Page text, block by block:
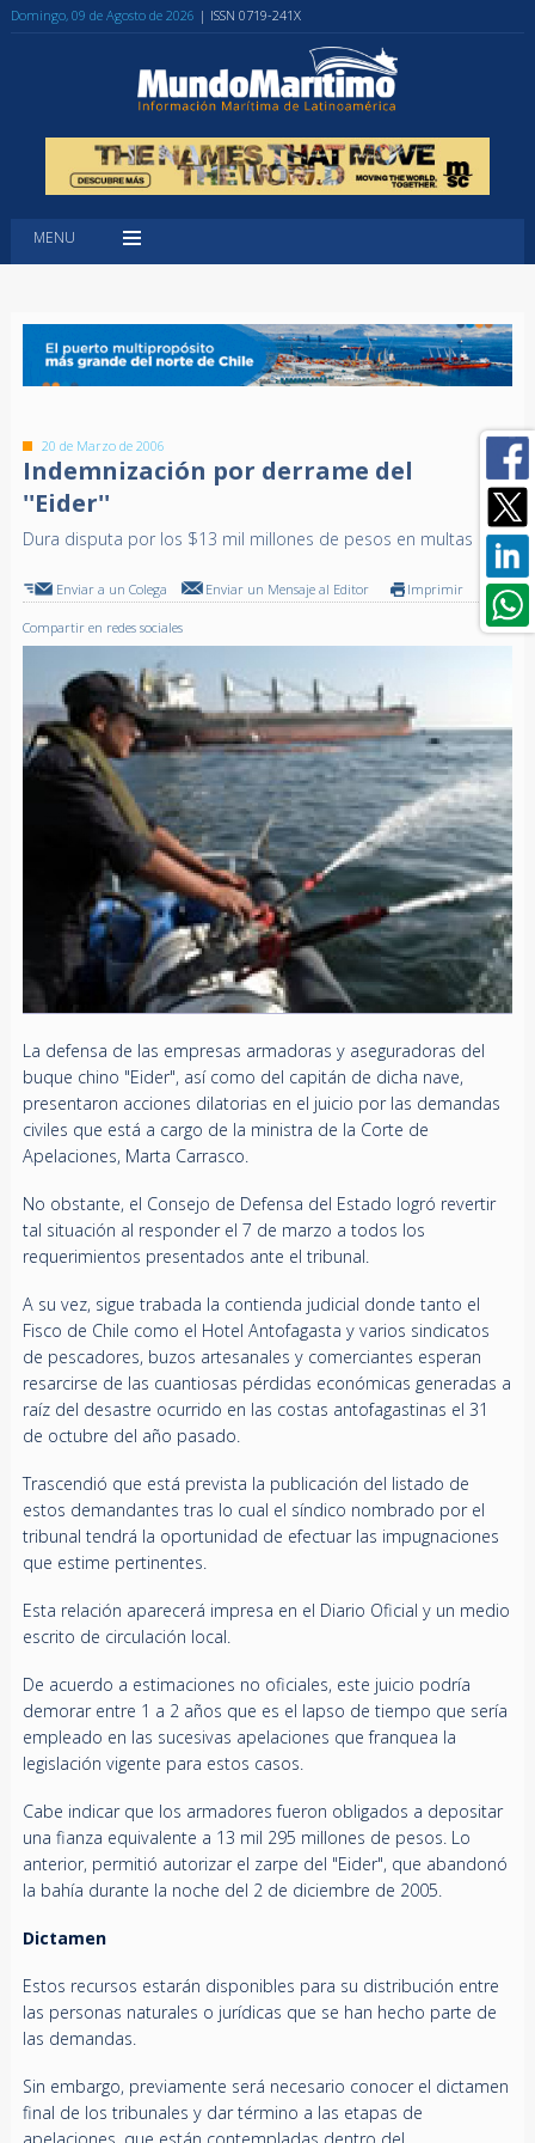
Domingo, 09 de Agosto de 2026 | ISSN 0719-241X
MENU
20 de Marzo de 2006
Indemnización por derrame del
''Eider''
Dura disputa por los $13 mil millones de pesos en multas
Enviar a un Colega Enviar un Mensaje al Editor Imprimir
Compartir en redes sociales
La defensa de las empresas armadoras y aseguradoras del
buque chino "Eider", así como del capitán de dicha nave,
presentaron acciones dilatorias en el juicio por las demandas
civiles que está a cargo de la ministra de la Corte de
Apelaciones, Marta Carrasco.
No obstante, el Consejo de Defensa del Estado logró revertir
tal situación al responder el 7 de marzo a todos los
requerimientos presentados ante el tribunal.
A su vez, sigue trabada la contienda judicial donde tanto el
Fisco de Chile como el Hotel Antofagasta y varios sindicatos
de pescadores, buzos artesanales y comerciantes esperan
resarcirse de las cuantiosas pérdidas económicas generadas a
raíz del desastre ocurrido en las costas antofagastinas el 31
de octubre del año pasado.
Trascendió que está prevista la publicación del listado de
estos demandantes tras lo cual el síndico nombrado por el
tribunal tendrá la oportunidad de efectuar las impugnaciones
que estime pertinentes.
Esta relación aparecerá impresa en el Diario Oficial y un medio
escrito de circulación local.
De acuerdo a estimaciones no oficiales, este juicio podría
demorar entre 1 a 2 años que es el lapso de tiempo que sería
empleado en las sucesivas apelaciones que franquea la
legislación vigente para estos casos.
Cabe indicar que los armadores fueron obligados a depositar
una fianza equivalente a 13 mil 295 millones de pesos. Lo
anterior, permitió autorizar el zarpe del "Eider", que abandonó
la bahía durante la noche del 2 de diciembre de 2005.
Dictamen
Estos recursos estarán disponibles para su distribución entre
las personas naturales o jurídicas que se han hecho parte de
las demandas.
Sin embargo, previamente será necesario conocer el dictamen
final de los tribunales y dar término a las etapas de